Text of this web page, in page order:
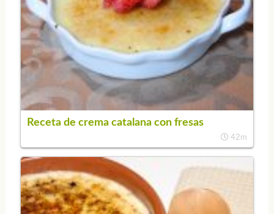
Receta de crema catalana con fresas
42m